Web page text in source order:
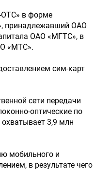
ОТС» в форме
принадлежавший ОАО
ОАО «МГТС», в
«МТС».
сим-карт
сети передачи
оптические по
охватывает 3,9 млн
мобильного и
в результате чего